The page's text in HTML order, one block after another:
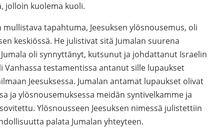
jolloin kuolema kuoli.
tapahtuma, Jeesuksen ylösnousemus, oli
keskiössä. He julistivat sitä Jumalan suurena
oli synnyttänyt, kutsunut ja johdattanut Israelin
Vanhassa testamentissa antanut sille lupaukset
Jeesuksessa. Jumalan antamat lupaukset olivat
ja ylösnousemuksessa meidän syntivelkamme ja
Ylösnousseen Jeesuksen nimessä julistettiin
palata Jumalan yhteyteen.